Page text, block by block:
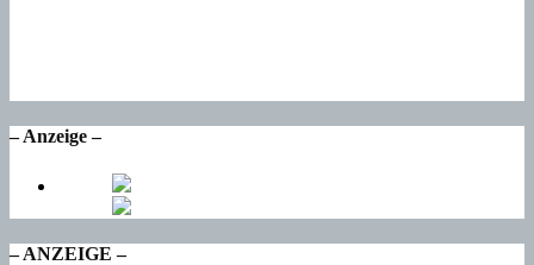
– Anzeige –
– ANZEIGE –